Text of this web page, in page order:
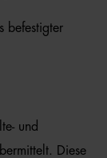
befestigter
und
Diese